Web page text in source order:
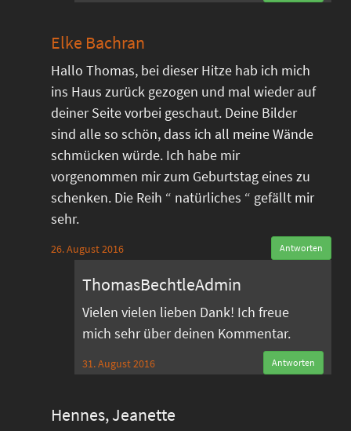
Elke Bachran
Hallo Thomas, bei dieser Hitze hab ich mich
ins Haus zurück gezogen und mal wieder auf
deiner Seite vorbei geschaut. Deine Bilder
sind alle so schön, dass ich all meine Wände
schmücken würde. Ich habe mir
vorgenommen mir zum Geburtstag eines zu
schenken. Die Reih “ natürliches “ gefällt mir
sehr.
26. August 2016 Antworten
ThomasBechtleAdmin
Vielen vielen lieben Dank! Ich freue
mich sehr über deinen Kommentar.
31. August 2016 Antworten
Hennes, Jeanette